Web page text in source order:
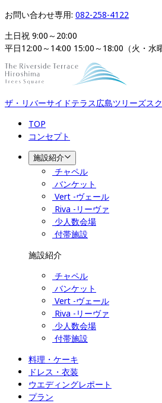
お問い合わせ専用: 082-258-4122
土日祝 9:00～20:00
平日12:00～14:00 15:00～18:00（火・水
ザ・リバーサイドテラス広島ツリーズス
TOP
コンセプト
施設紹介
チャペル
バンケット
Vert -ヴェール
Riva -リーヴァ
少人数会場
付帯施設
施設紹介
チャペル
バンケット
Vert -ヴェール
Riva -リーヴァ
少人数会場
付帯施設
料理・ケーキ
ドレス・衣装
ウエディングレポート
プラン